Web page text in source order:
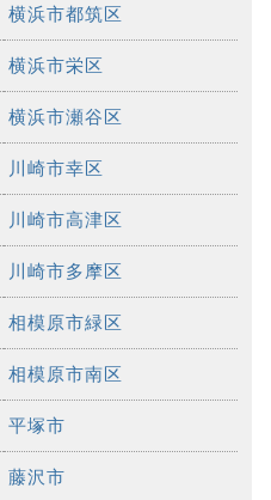
横浜市都筑区
横浜市栄区
横浜市瀬谷区
川崎市幸区
川崎市高津区
川崎市多摩区
相模原市緑区
相模原市南区
平塚市
藤沢市